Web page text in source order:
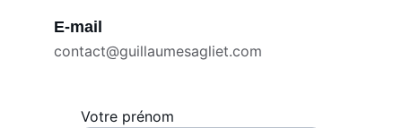
E-mail
contact@guillaumesagliet.com
Votre prénom